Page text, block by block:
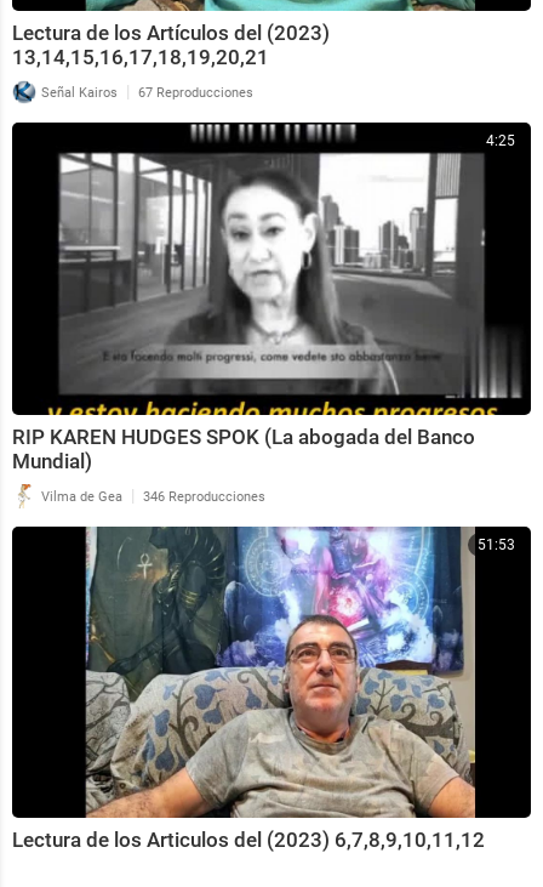
Lectura de los Artículos del (2023)
13,14,15,16,17,18,19,20,21
Señal Kairos | 67 Reproducciones
4:25
RIP KAREN HUDGES SPOK (La abogada del Banco
Mundial)
Vilma de Gea | 346 Reproducciones
51:53
Lectura de los Articulos del (2023) 6,7,8,9,10,11,12